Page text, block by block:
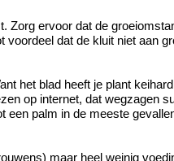
ervoor dat de
dat de kluit niet
het blad heeft je plant
op internet, dat
palm in de meeste
maar heel weinig